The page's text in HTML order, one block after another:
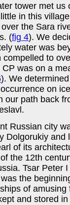
tower met us
in this
the Sara
(fig 4). We
water was
compelled to
CP was on a
). We
on
our path back
Russian city
Dolgorukiy and
of its
the 12th
Tsar Peter
the
of
and stored